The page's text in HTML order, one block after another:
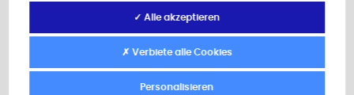
Material: Polyamid (PA)
M: 8
D: 17,0
✓ Alle akzeptieren
✗ Verbiete alle Cookies
Personalisieren